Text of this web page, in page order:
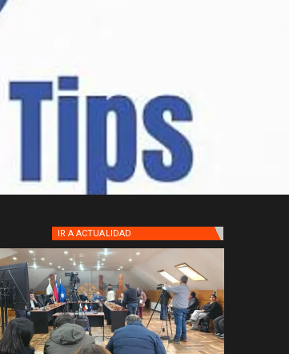
IR A ACTUALIDAD